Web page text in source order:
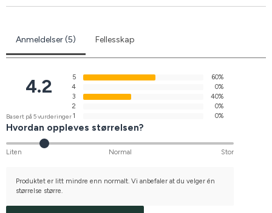
Anmeldelser (5) Fellesskap
4.2
Basert på 5 vurderinger
5
60%
4
0%
3
40%
2
0%
1
0%
Hvordan oppleves størrelsen?
Liten Normal Stor
Produktet er litt mindre enn normalt. Vi anbefaler at du velger én
størrelse større.